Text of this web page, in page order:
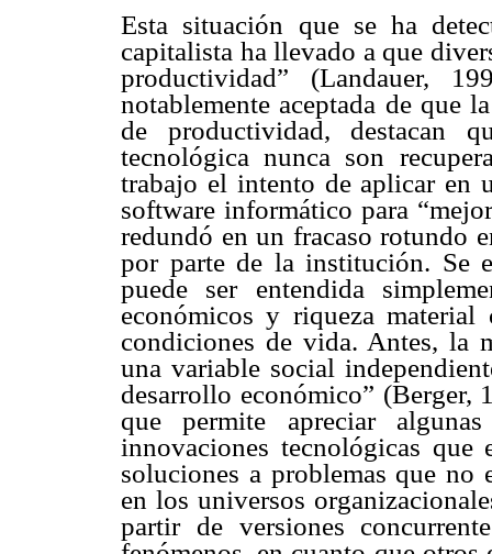
Esta situación que se ha
capitalista ha llevado a que
productividad” (Landauer,
notablemente aceptada de que
de productividad, destacan
tecnológica nunca son
trabajo el intento de aplicar en
software informático para
redundó en un fracaso rotundo
por parte de la institución. Se
puede ser entendida
económicos y riqueza
condiciones de vida. Antes, la
una variable social
desarrollo económico” (Berger,
que permite apreciar
innovaciones tecnológicas que
soluciones a problemas que no
en los universos
partir de versiones